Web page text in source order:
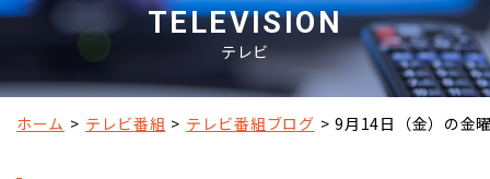
TELEVISION
テレビ
ホーム テレビ番組 テレビ番組ブログ 9月14日（金）の金